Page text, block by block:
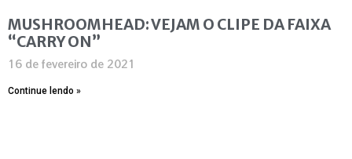
MUSHROOMHEAD: VEJAM O CLIPE DA FAIXA
“CARRY ON”
16 de fevereiro de 2021
Continue lendo »